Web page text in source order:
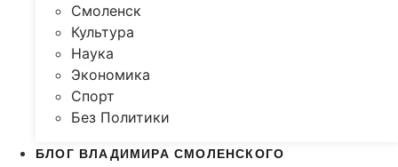
Смоленск
Культура
Наука
Экономика
Спорт
Без Политики
БЛОГ ВЛАДИМИРА СМОЛЕНСКОГО